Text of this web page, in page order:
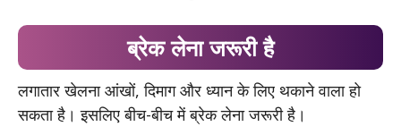
ब्रेक लेना जरूरी है
लगातार खेलना आंखों, दिमाग और ध्यान के लिए थकाने वाला हो
सकता है। इसलिए बीच-बीच में ब्रेक लेना जरूरी है।